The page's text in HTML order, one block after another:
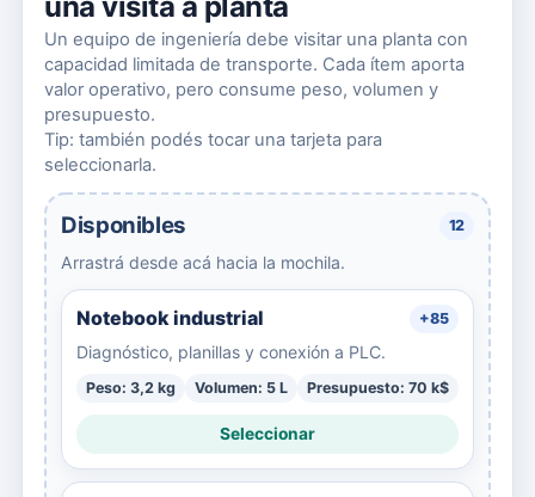
Un equipo de ingeniería debe visitar una planta con
capacidad limitada de transporte. Cada ítem aporta
valor operativo, pero consume peso, volumen y
presupuesto.
Tip: también podés tocar una tarjeta para
seleccionarla.
Disponibles 12
Arrastrá desde acá hacia la mochila.
Notebook industrial +85
Diagnóstico, planillas y conexión a PLC.
Peso: 3,2 kg Volumen: 5 L Presupuesto: 70 k$
Seleccionar